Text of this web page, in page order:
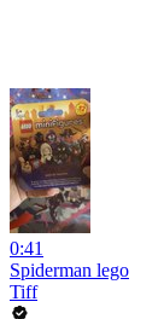
0:41
Spiderman lego
Tiff